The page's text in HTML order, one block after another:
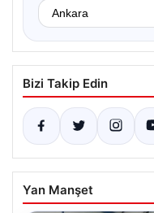
Bizi Takip Edin
Yan Manşet